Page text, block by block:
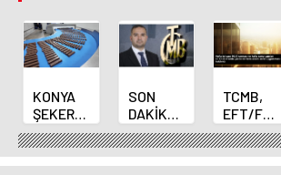
KONYA
ŞEKER
YILLIK 7
BİN 500
TON
SON
DAKİKA
HABERİ:
Yeni
Merkez
TCMB,
EFT/FAST
işlemleri
için
fazla